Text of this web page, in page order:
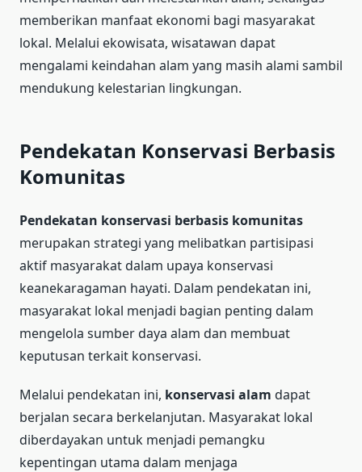
memberikan manfaat ekonomi bagi masyarakat
lokal. Melalui ekowisata, wisatawan dapat
mengalami keindahan alam yang masih alami sambil
mendukung kelestarian lingkungan.
Pendekatan Konservasi Berbasis
Komunitas
Pendekatan konservasi berbasis komunitas
merupakan strategi yang melibatkan partisipasi
aktif masyarakat dalam upaya konservasi
keanekaragaman hayati. Dalam pendekatan ini,
masyarakat lokal menjadi bagian penting dalam
mengelola sumber daya alam dan membuat
keputusan terkait konservasi.
Melalui pendekatan ini, konservasi alam dapat
berjalan secara berkelanjutan. Masyarakat lokal
diberdayakan untuk menjadi pemangku
kepentingan utama dalam menjaga